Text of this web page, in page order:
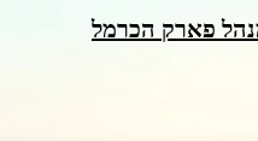
פארק הכרמל